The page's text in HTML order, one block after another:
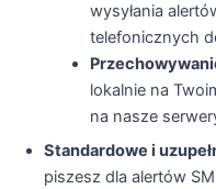
wysyłania
telefonicznych
lokalnie na
na nasze
Standardowe i
piszesz dla alertów